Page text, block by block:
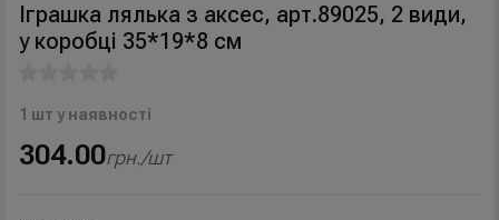
Іграшка лялька з аксес, арт.89025, 2 види,
у коробці 35*19*8 см
1 шт у наявності
304.00грн./шт